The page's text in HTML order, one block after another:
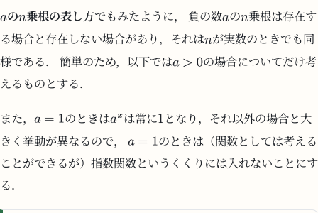
の 乗根の表し方でもみたように， 負の数 の
乗根は存在す
る場合と存在しない場合があり，それは
が実数のときでも同
様である． 簡単のため，以下では
の場合についてだけ考
えるものとする．
また， のときは は常に
となり，それ以外の場合と大
きく挙動が異なるので，
のときは（関数としては考える
ことができるが）指数関数というくくりには入れないことにす
る．